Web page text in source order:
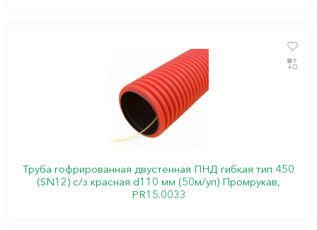
Труба гофрированная двустенная ПНД гибкая тип 450
(SN12) с/з красная d110 мм (50м/уп) Промрукав,
PR15.0033